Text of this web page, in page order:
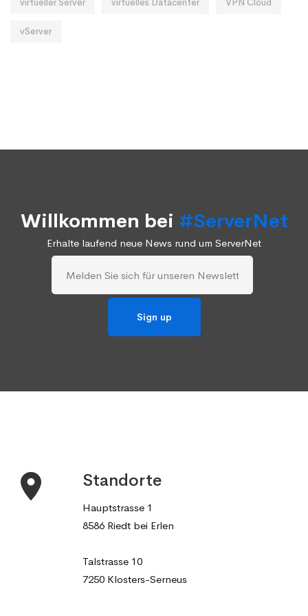
virtueller Server virtuelles Datacenter VPN Cloud
vServer
Willkommen bei #ServerNet
Erhalte laufend neue News rund um ServerNet
Standorte
Hauptstrasse 1
8586 Riedt bei Erlen
Talstrasse 10
7250 Klosters-Serneus